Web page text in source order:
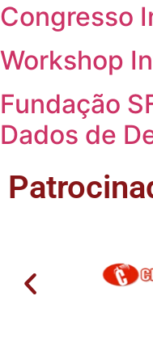
Congresso
Workshop
Fundação
Dados de